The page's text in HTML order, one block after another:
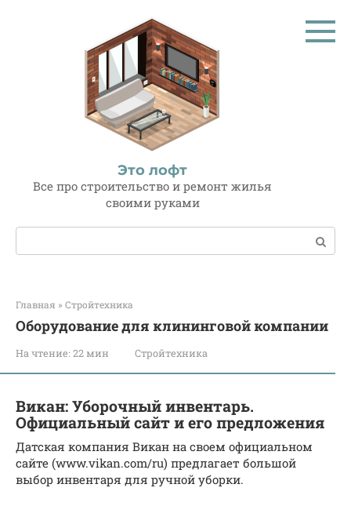
Это лофт
Все про строительство и ремонт жилья
своими руками
Поиск:
Главная » Стройтехника
Оборудование для клининговой компании
На чтение: 22 мин Стройтехника
Викан: Уборочный инвентарь.
Официальный сайт и его предложения
Датская компания Викан на своем официальном
сайте (www.vikan.com/ru) предлагает большой
выбор инвентаря для ручной уборки.